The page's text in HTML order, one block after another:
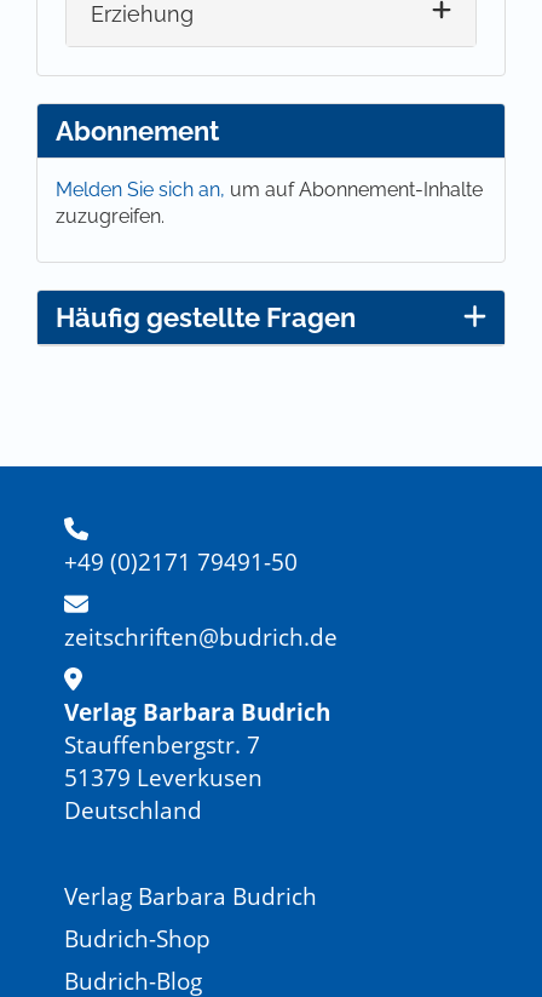
Erziehung
Abonnement
Melden Sie sich an, um auf Abonnement-Inhalte
zuzugreifen.
Häufig gestellte Fragen
+49 (0)2171 79491-50
zeitschriften@budrich.de
Verlag Barbara Budrich
Stauffenbergstr. 7
51379 Leverkusen
Deutschland
Verlag Barbara Budrich
Budrich-Shop
Budrich-Blog